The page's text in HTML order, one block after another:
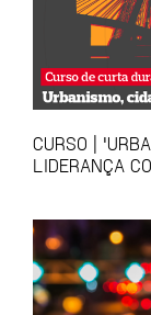
CURSO |
LIDERANÇA